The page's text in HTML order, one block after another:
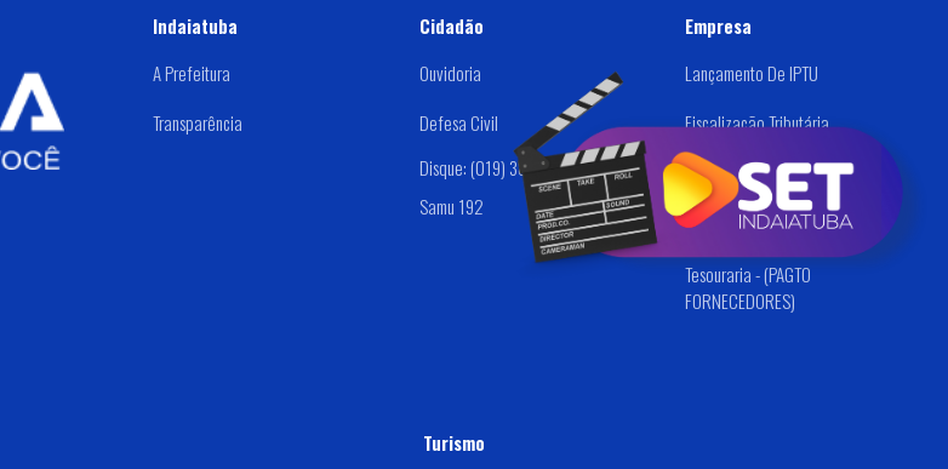
Indaiatuba
A Prefeitura
Transparência
Cidadão
Ouvidoria
Defesa Civil
Disque: (019) 3834-9000
Samu 192
Empresa
Lançamento De IPTU
Fiscalização Tributária
Dívida Ativa
Alvará /Cadastro De Empresas
Tesouraria - (PAGTO
FORNECEDORES)
Turismo